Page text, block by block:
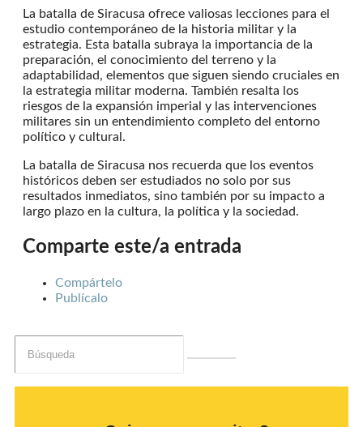
La batalla de Siracusa ofrece valiosas lecciones para el
estudio contemporáneo de la historia militar y la
estrategia. Esta batalla subraya la importancia de la
preparación, el conocimiento del terreno y la
adaptabilidad, elementos que siguen siendo cruciales en
la estrategia militar moderna. También resalta los
riesgos de la expansión imperial y las intervenciones
militares sin un entendimiento completo del entorno
político y cultural.
La batalla de Siracusa nos recuerda que los eventos
históricos deben ser estudiados no solo por sus
resultados inmediatos, sino también por su impacto a
largo plazo en la cultura, la política y la sociedad.
Comparte este/a entrada
Compártelo
Publícalo